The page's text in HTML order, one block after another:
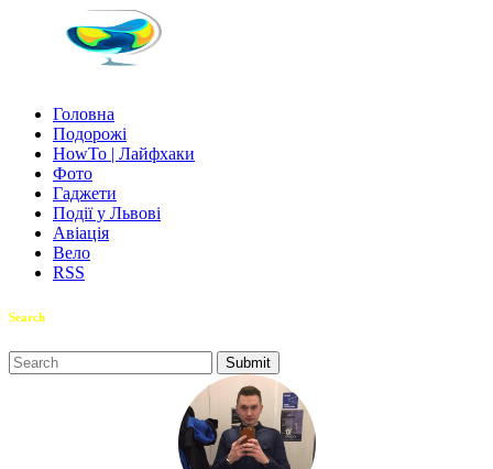
Головна
Подорожі
HowTo | Лайфхаки
Фото
Гаджети
Події у Львові
Авіація
Вело
RSS
Search